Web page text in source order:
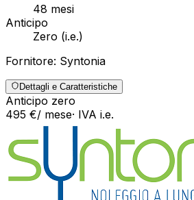
48 mesi
Anticipo
Zero (i.e.)
Fornitore: Syntonia
Dettagli e Caratteristiche
Anticipo zero
495 €/ mese· IVA i.e.